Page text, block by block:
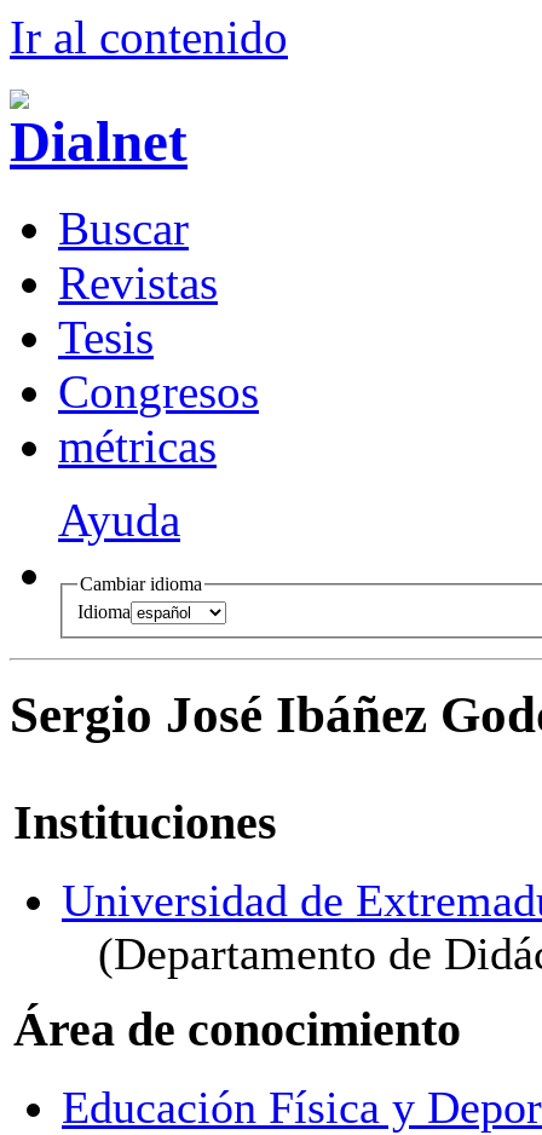
Ir al contenido
Buscar
Revistas
Tesis
Congresos
métricas
Ayuda
Cambiar idioma
Idioma
Sergio José Ibáñez
Instituciones
Universidad de
(Departamento de
Área de conocimiento
Educación Física y